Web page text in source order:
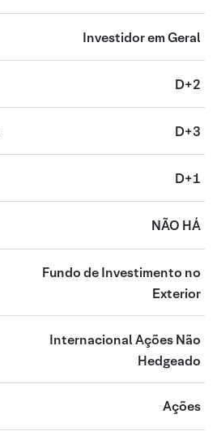
Investidor em Geral
D+2
D+3
D+1
NÃO HÁ
Fundo de Investimento no
Exterior
Internacional Ações Não
Hedgeado
Ações